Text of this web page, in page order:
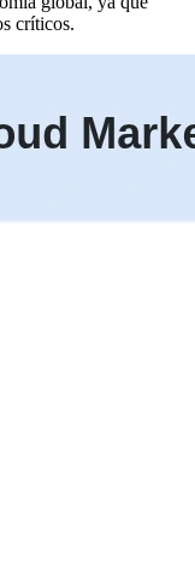
críticos.